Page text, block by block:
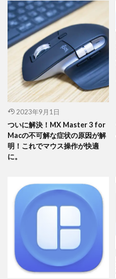
2023年9月1日
ついに解決！MX Master 3 for
Macの不可解な症状の原因が解
明！これでマウス操作が快適
に。